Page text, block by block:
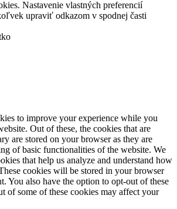
Nastavenie vlastných preferencií
upraviť odkazom v spodnej časti
to improve your experience while you
Out of these, the cookies that are
are stored on your browser as they are
of basic functionalities of the website. We
that help us analyze and understand how
cookies will be stored in your browser
You also have the option to opt-out of these
of some of these cookies may affect your